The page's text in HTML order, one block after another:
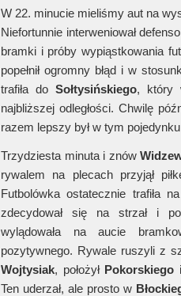
W 22. minucie mieliśmy aut na
Niefortunnie interweniował
bramki i próby wypiąstkowania
popełnił ogromny błąd i w
trafiła do Sołtysińskiego, który
najbliższej odległości. Chwilę
razem lepszy był w tym
Trzydziesta minuta i znów
rywalem na plecach przyjął
Futbolówka ostatecznie trafiła
zdecydował się na strzał i
wylądowała na aucie
pozytywnego. Rywale ruszyli z
Wojtysiak, położył Pokorskiego
Ten uderzał, ale prosto w